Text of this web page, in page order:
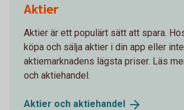
Aktier
Aktier är ett populärt sätt att spara.
köpa och sälja aktier i din app eller
aktiemarknadens lägsta priser. Läs
och aktiehandel.
Aktier och aktiehandel